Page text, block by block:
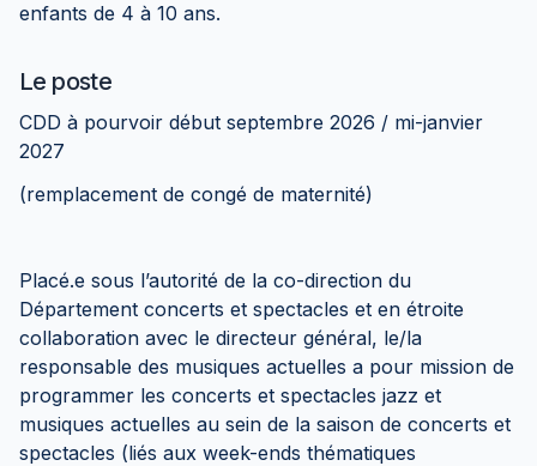
enfants de 4 à 10 ans.
Le poste
CDD à pourvoir début septembre 2026 / mi-janvier
2027
(remplacement de congé de maternité)
Placé.e sous l’autorité de la co-direction du
Département concerts et spectacles et en étroite
collaboration avec le directeur général, le/la
responsable des musiques actuelles a pour mission de
programmer les concerts et spectacles jazz et
musiques actuelles au sein de la saison de concerts et
spectacles (liés aux week-ends thématiques